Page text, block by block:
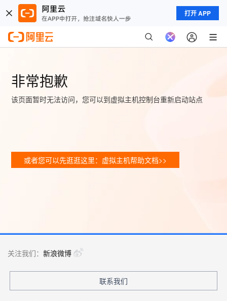
打开 APP
非常抱歉
该页面暂时无法访问，您可以到虚拟主机控制台重新启动站点
或者您可以先逛逛这里：虚拟主机帮助文档>>